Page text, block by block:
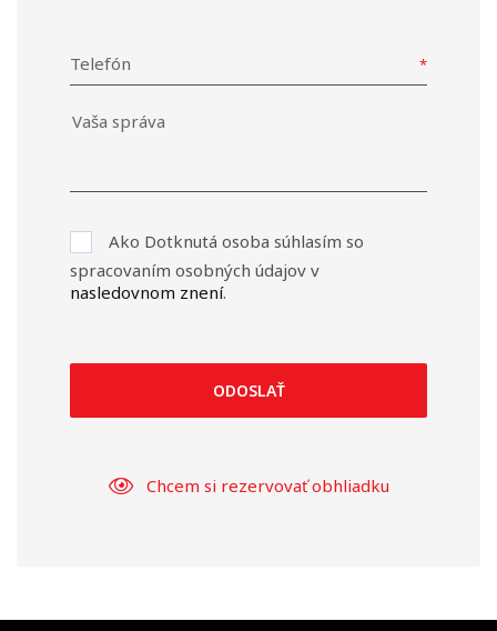
Telefón
Ako Dotknutá osoba súhlasím so
spracovaním osobných údajov v
nasledovnom znení.
ODOSLAŤ
Chcem si rezervovať obhliadku